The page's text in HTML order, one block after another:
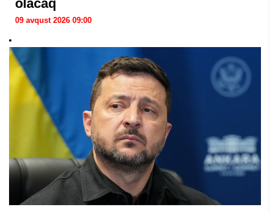
olacaq
09 avqust 2026 09:00